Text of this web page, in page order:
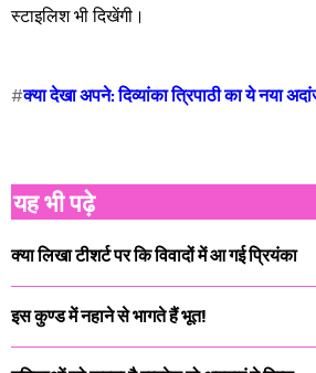
स्टाइलिश भी दिखेंगी।
#क्या देखा अपने: दिव्यांका त्रिपाठी का ये नया
यह भी पढ़े
क्या लिखा टीशर्ट पर कि विवादों में आ गई प्रियंका
इस कुण्ड में नहाने से भागते हैं भूत!